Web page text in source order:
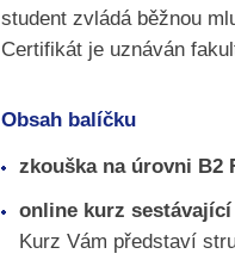
student zvládá běžnou
Certifikát je uznáván
Obsah balíčku
zkouška na úrovni B2
online kurz
Kurz Vám představí